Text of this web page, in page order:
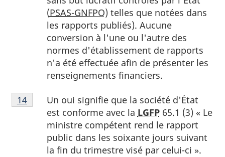
(PSAS-GNFPO) telles que notées dans
les rapports publiés). Aucune
conversion à l'une ou l'autre des
normes d'établissement de rapports
n'a été effectuée afin de présenter les
renseignements financiers.
Note
14
Un oui signifie que la société d'État
est conforme avec la LGFP65.1 (3) « Le
ministre compétent rend le rapport
public dans les soixante jours suivant
la fin du trimestre visé par celui-ci ».
Retour à la référence de la note
14du tableau 1